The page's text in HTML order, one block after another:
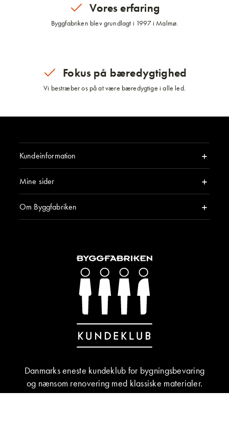
Vores erfaring
Byggfabriken blev grundlagt i 1997 i Malmø.
Fokus på bæredygtighed
Vi bestræber os på at være bæredygtige i alle led.
Kundeinformation
Mine sider
Om Byggfabriken
Danmarks eneste kundeklub for bygningsbevaring
og nænsom renovering med klassiske materialer.